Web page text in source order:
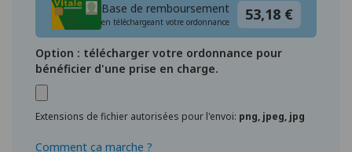
Base de remboursement
en téléchargeant votre ordonnance 53,18 €
Option : télécharger votre ordonnance pour
bénéficier d'une prise en charge.
Extensions de fichier autorisées pour l'envoi: png, jpeg, jpg
Comment ça marche ?